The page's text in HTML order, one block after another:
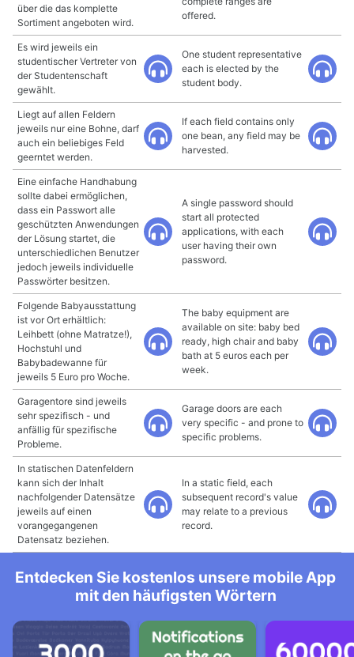
über die das komplette
Sortiment angeboten wird.
offered.
Es wird jeweils ein
studentischer Vertreter von
der Studentenschaft
gewählt.
One student representative
each is elected by the
student body.
Liegt auf allen Feldern
jeweils nur eine Bohne, darf
auch ein beliebiges Feld
geerntet werden.
If each field contains only
one bean, any field may be
harvested.
Eine einfache Handhabung
sollte dabei ermöglichen,
dass ein Passwort alle
geschützten Anwendungen
der Lösung startet, die
unterschiedlichen Benutzer
jedoch jeweils individuelle
Passwörter besitzen.
A single password should
start all protected
applications, with each
user having their own
password.
Folgende Babyausstattung
ist vor Ort erhältlich:
Leihbett (ohne Matratze!),
Hochstuhl und
Babybadewanne für
jeweils 5 Euro pro Woche.
The baby equipment are
available on site: baby bed
ready, high chair and baby
bath at 5 euros each per
week.
Garagentore sind jeweils
sehr spezifisch - und
anfällig für spezifische
Probleme.
Garage doors are each
very specific - and prone to
specific problems.
In statischen Datenfeldern
kann sich der Inhalt
nachfolgender Datensätze
jeweils auf einen
vorangegangenen
Datensatz beziehen.
In a static field, each
subsequent record's value
may relate to a previous
record.
Entdecken Sie kostenlos unsere mobile App
mit den häufigsten Wörtern